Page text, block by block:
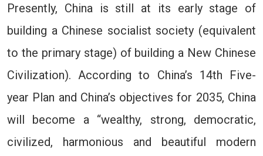
Presently, China is still at its early stage of
building a Chinese socialist society (equivalent
to the primary stage) of building a New Chinese
Civilization). According to China’s 14th Five-
year Plan and China’s objectives for 2035, China
will become a “wealthy, strong, democratic,
civilized, harmonious and beautiful modern